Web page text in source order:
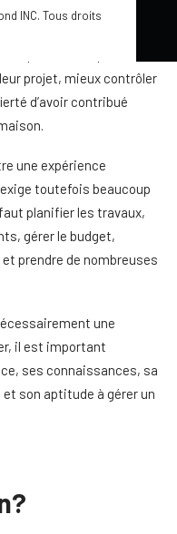
INC. Tous droits
Aujourd’hui
recherchée sous la
projet, mieux contrôler
d’avoir contribué
une expérience
toutefois beaucoup
planifier les travaux,
gérer le budget,
prendre de nombreuses
une
il est important
ses connaissances, sa
son aptitude à gérer un